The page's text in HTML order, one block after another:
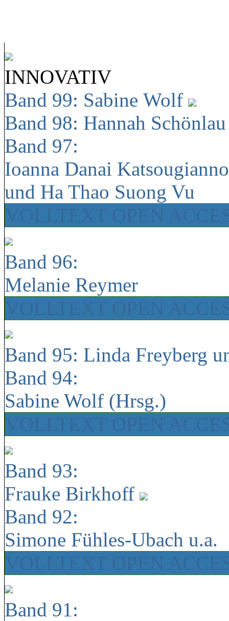
INNOVATIV
Band 99: Sabine Wolf
Band 98: Hannah
Band 97:
Ioanna Danai
und Ha Thao Suong Vu
Band 96:
Melanie Reymer
Band 95: Linda Freyberg
Band 94:
Sabine Wolf (Hrsg.)
Band 93:
Frauke Birkhoff
Band 92:
Simone Fühles-Ubach u.a.
Band 91: